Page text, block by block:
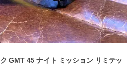
GMT 45 ナイト ミッション リミテッ